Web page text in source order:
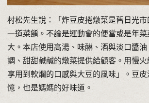
村松先生說：「炸豆皮捲燉菜是舊日光
一道菜餚。不論是運動會的便當或是年菜
大。本店使用高湯、味醂、酒與淡口醬
調、甜甜鹹鹹的燉菜提供給顧客。用慢
享用到軟爛的口感與大豆的風味」。豆皮
憶，也是媽媽的好味道。